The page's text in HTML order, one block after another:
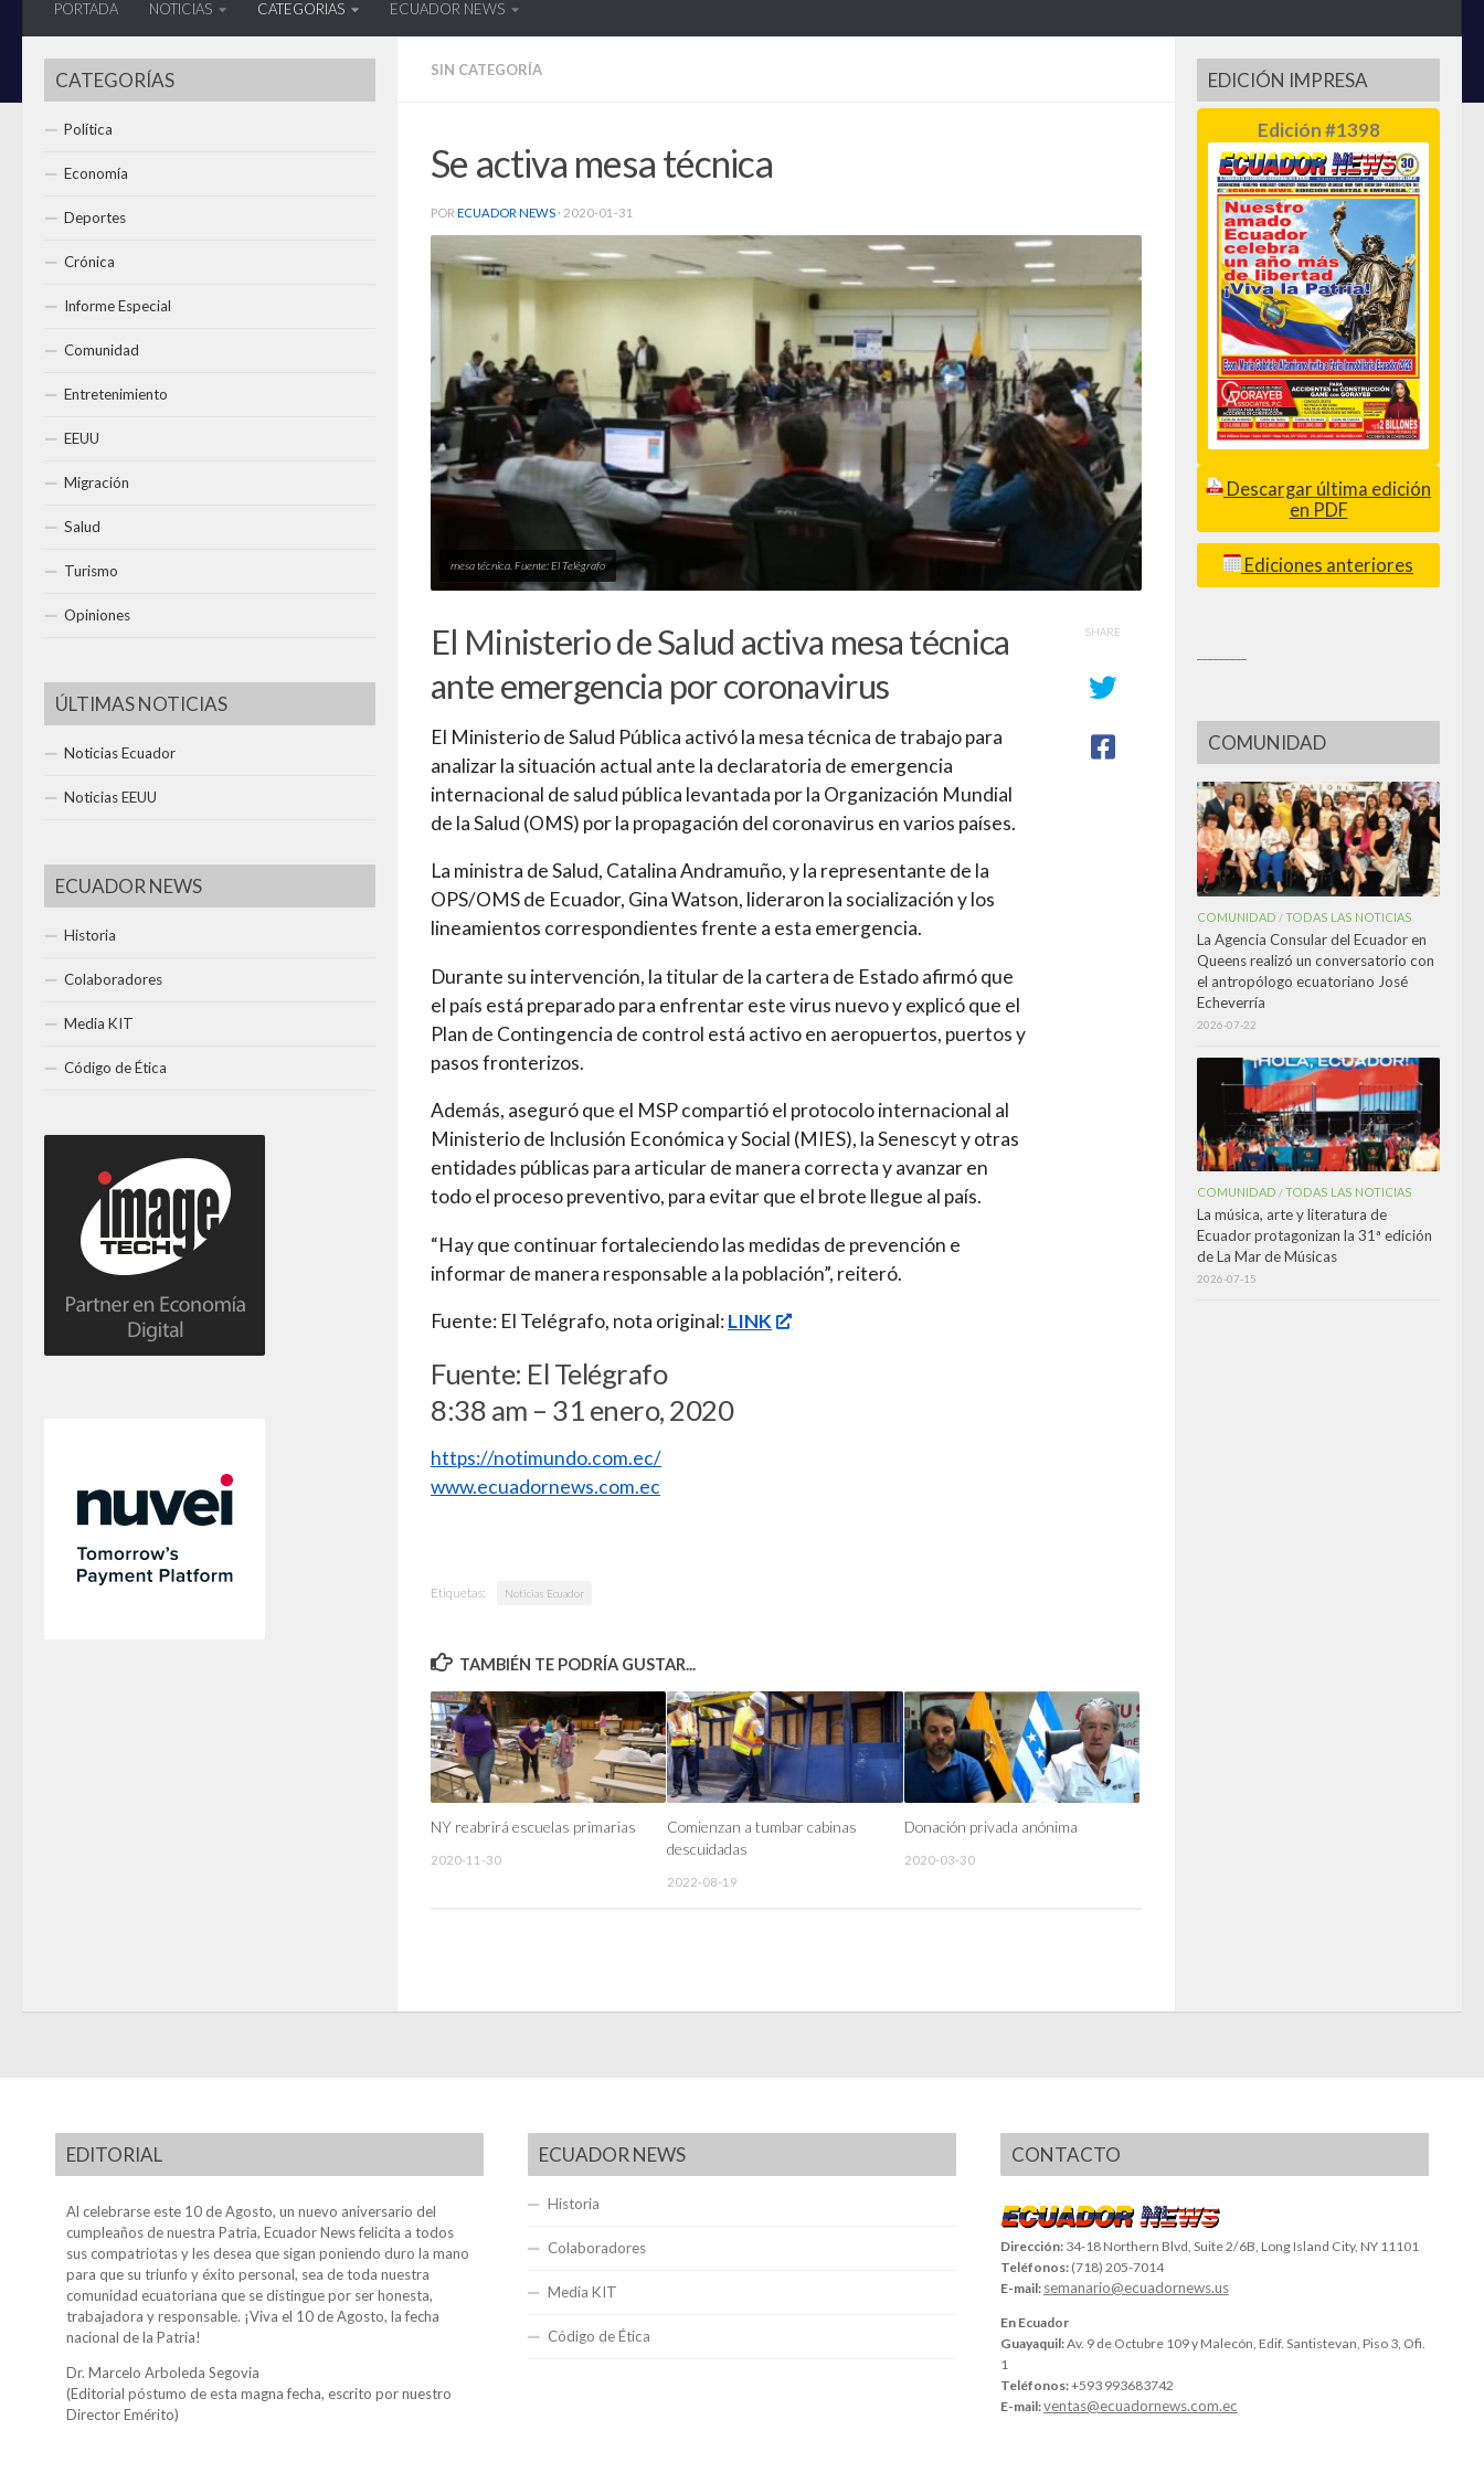
PORTADA NOTICIAS CATEGORIAS ECUADOR NEWS
SIN CATEGORÍA
Se activa mesa técnica
POR ECUADOR NEWS · 2020-01-31
mesa técnica. Fuente: El Telégrafo
El Ministerio de Salud activa mesa técnica
ante emergencia por coronavirus
El Ministerio de Salud Pública activó la mesa técnica de trabajo para
analizar la situación actual ante la declaratoria de emergencia
internacional de salud pública levantada por la Organización Mundial
de la Salud (OMS) por la propagación del coronavirus en varios países.
La ministra de Salud, Catalina Andramuño, y la representante de la
OPS/OMS de Ecuador, Gina Watson, lideraron la socialización y los
lineamientos correspondientes frente a esta emergencia.
Durante su intervención, la titular de la cartera de Estado afirmó que
el país está preparado para enfrentar este virus nuevo y explicó que el
Plan de Contingencia de control está activo en aeropuertos, puertos y
pasos fronterizos.
Además, aseguró que el MSP compartió el protocolo internacional al
Ministerio de Inclusión Económica y Social (MIES), la Senescyt y otras
entidades públicas para articular de manera correcta y avanzar en
todo el proceso preventivo, para evitar que el brote llegue al país.
“Hay que continuar fortaleciendo las medidas de prevención e
informar de manera responsable a la población”, reiteró.
Fuente: El Telégrafo, nota original:LINK
Fuente: El Telégrafo
8:38 am – 31 enero, 2020
https://notimundo.com.ec/
www.ecuadornews.com.ec
SHARE
Etiquetas: Noticias Ecuador
TAMBIÉN TE PODRÍA GUSTAR...
NY reabrirá escuelas primarias
2020-11-30
Comienzan a tumbar cabinas
descuidadas
2022-08-19
Donación privada anónima
2020-03-30
CATEGORÍAS
Política
Economía
Deportes
Crónica
Informe Especial
Comunidad
Entretenimiento
EEUU
Migración
Salud
Turismo
Opiniones
ÚLTIMAS NOTICIAS
Noticias Ecuador
Noticias EEUU
ECUADOR NEWS
Historia
Colaboradores
Media KIT
Código de Ética
EDICIÓN IMPRESA
Edición #1398
Descargar última edición
en PDF
Ediciones anteriores
COMUNIDAD
COMUNIDAD /TODAS LAS NOTICIAS
La Agencia Consular del Ecuador en
Queens realizó un conversatorio con
el antropólogo ecuatoriano José
Echeverría
2026-07-22
COMUNIDAD /TODAS LAS NOTICIAS
La música, arte y literatura de
Ecuador protagonizan la 31ª edición
de La Mar de Músicas
2026-07-15
EDITORIAL
Al celebrarse este 10 de Agosto, un nuevo aniversario del
cumpleaños de nuestra Patria, Ecuador News felicita a todos
sus compatriotas y les desea que sigan poniendo duro la mano
para que su triunfo y éxito personal, sea de toda nuestra
comunidad ecuatoriana que se distingue por ser honesta,
trabajadora y responsable. ¡Viva el 10 de Agosto, la fecha
nacional de la Patria!
Dr. Marcelo Arboleda Segovia
(Editorial póstumo de esta magna fecha, escrito por nuestro
Director Emérito)
ECUADOR NEWS
Historia
Colaboradores
Media KIT
Código de Ética
CONTACTO
Dirección: 34-18 Northern Blvd, Suite 2/6B, Long Island City, NY 11101
Teléfonos: (718) 205-7014
E-mail: semanario@ecuadornews.us
En Ecuador
Guayaquil:Av. 9 de Octubre 109 y Malecón, Edif. Santistevan, Piso 3, Ofi.
1
Teléfonos:+593 993683742
E-mail:ventas@ecuadornews.com.ec